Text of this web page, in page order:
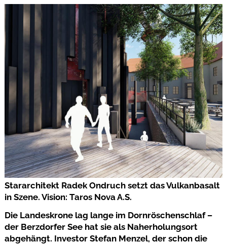
Stararchitekt Radek Ondruch setzt das Vulkanbasalt
in Szene. Vision: Taros Nova A.S.
Die Landeskrone lag lange im Dornröschenschlaf –
der Berzdorfer See hat sie als Naherholungsort
abgehängt. Investor Stefan Menzel, der schon die